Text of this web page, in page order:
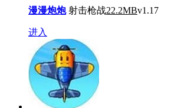
漫漫炮炮 射击枪战22.2MBv1.17
进入